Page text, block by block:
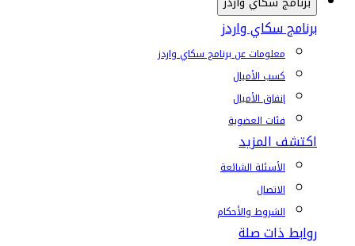
برنامج سكاي واردز
معلومات عن برنامج سكاي واردز
كسب الأميال
إنفاق الأميال
فئات العضوية
اكتشف المزيد
الأسئلة الشائعة
الاتصال
الشروط والأحكام
روابط ذات صلة